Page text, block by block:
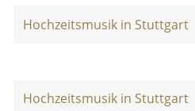
Hochzeitsmusik in Stuttgart
Hochzeitsmusik in Stuttgart